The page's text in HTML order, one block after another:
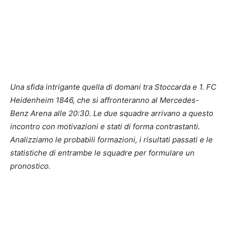
Una sfida intrigante quella di domani tra Stoccarda e 1. FC
Heidenheim 1846, che si affronteranno al Mercedes-
Benz Arena alle 20:30. Le due squadre arrivano a questo
incontro con motivazioni e stati di forma contrastanti.
Analizziamo le probabili formazioni, i risultati passati e le
statistiche di entrambe le squadre per formulare un
pronostico.